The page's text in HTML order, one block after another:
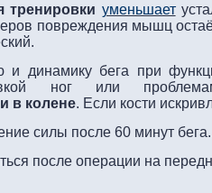
тренировки уменьшает
повреждения мышц
и динамику бега при
ног или
в колене. Если кости
силы после 60 минут бега.
после операции на